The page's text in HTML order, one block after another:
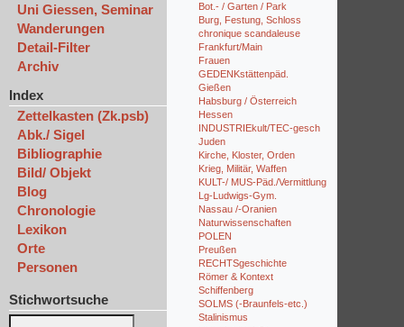
Uni Giessen, Seminar
Wanderungen
Detail-Filter
Archiv
Index
Zettelkasten (Zk.psb)
Abk./ Sigel
Bibliographie
Bild/ Objekt
Blog
Chronologie
Lexikon
Orte
Personen
Stichwortsuche
Bot.- / Garten / Park
Burg, Festung, Schloss
chronique scandaleuse
Frankfurt/Main
Frauen
GEDENKstättenpäd.
Gießen
Habsburg / Österreich
Hessen
INDUSTRIEkult/TEC-gesch
Juden
Kirche, Kloster, Orden
Krieg, Militär, Waffen
KULT-/ MUS-Päd./Vermittlung
Lg-Ludwigs-Gym.
Nassau /-Oranien
Naturwissenschaften
POLEN
Preußen
RECHTSgeschichte
Römer & Kontext
Schiffenberg
SOLMS (-Braunfels-etc.)
Stalinismus